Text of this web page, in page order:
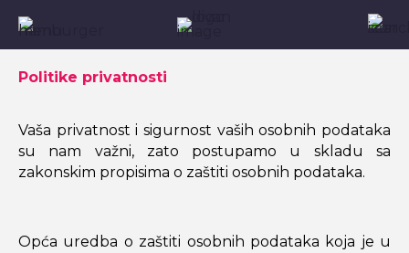
Politike privatnosti
Vaša privatnost i sigurnost vaših osobnih podataka
su nam važni, zato postupamo u skladu sa
zakonskim propisima o zaštiti osobnih podataka.
Opća uredba o zaštiti osobnih podataka koja je u